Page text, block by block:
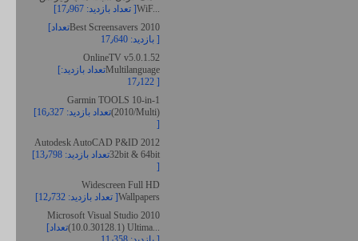
WiF...[تعداد بازدید: 17٫967 ]
Best Screensavers 2010
[تعداد
بازدید: 17٫640 ]
OnlineTV v5.0.1.52
Multilanguage
[تعداد بازدید:
17٫122 ]
Garmin TOOLS 10-in-1
(2010/Multi)
[تعداد بازدید: 16٫327
]
Autodesk AutoCAD P&ID 2012
32bit & 64bit
[تعداد بازدید: 13٫798
]
Widescreen Full HD
Wallpapers[تعداد بازدید: 12٫732 ]
Microsoft Visual Studio 2010
(10.0.30128.1) Ultima...
[تعداد